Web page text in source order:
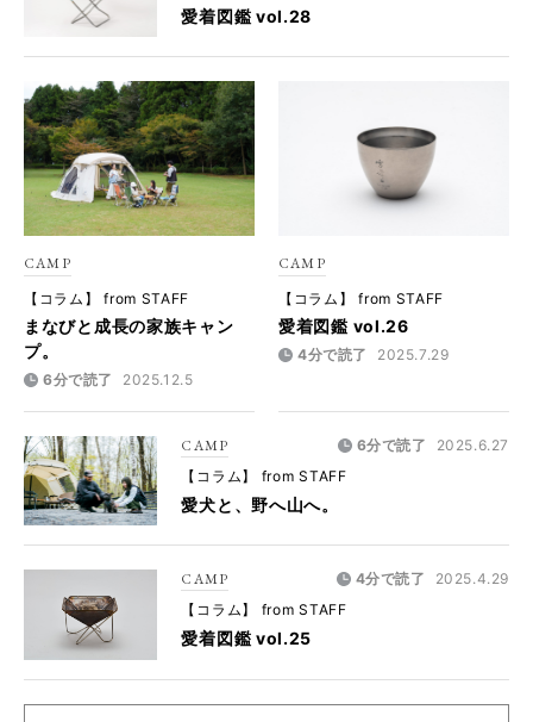
愛着図鑑 vol.28
CAMP
【コラム】 from STAFF
まなびと成長の家族キャン
プ。
6分で読了 2025.12.5
CAMP
【コラム】 from STAFF
愛着図鑑 vol.26
4分で読了 2025.7.29
CAMP 6分で読了
2025.6.27
【コラム】 from STAFF
愛犬と、野へ山へ。
CAMP 4分で読了
2025.4.29
【コラム】 from STAFF
愛着図鑑 vol.25